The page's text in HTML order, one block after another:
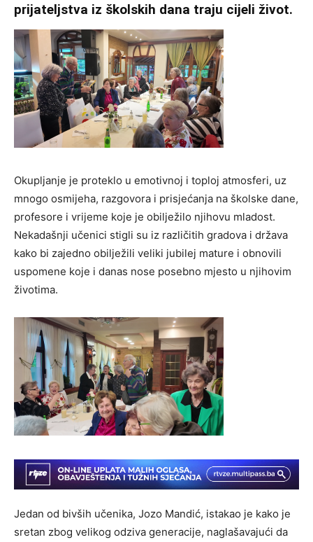
prijateljstva iz školskih dana traju cijeli život.
Okupljanje je proteklo u emotivnoj i toploj atmosferi, uz
mnogo osmijeha, razgovora i prisjećanja na školske dane,
profesore i vrijeme koje je obilježilo njihovu mladost.
Nekadašnji učenici stigli su iz različitih gradova i država
kako bi zajedno obilježili veliki jubilej mature i obnovili
uspomene koje i danas nose posebno mjesto u njihovim
životima.
Jedan od bivših učenika, Jozo Mandić, istakao je kako je
sretan zbog velikog odziva generacije, naglašavajući da